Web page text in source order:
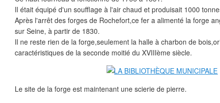
Il était équipé d'un soufflage à l'air chaud et produisait 1000
Après l'arrêt des forges de Rochefort,ce fer a alimenté la forge
sur Seine, à partir de 1830.
Il ne reste rien de la forge,seulement la halle à charbon de
caractéristiques de la seconde moitié du XVIIIème siècle.
Le site de la forge est maintenant une scierie de pierre.